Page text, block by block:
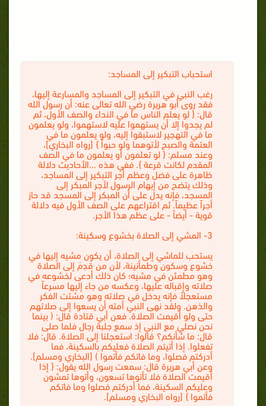
استحباب التبكير إلى المساجد:
رغب النبي في التبكير إلى المساجد والمسارعة إليها،
فقد روى أبو هريرة رضي الله تعالى عنه: أن رسول الله
قال: { لو يعلم الناس ما في النداء والصف الأول، ثم
لم يجدوا إلا أن يستهموا عليه لاستهموا، ولو يعلمون
ما في التهجير لاستبقوا إليه، ولو يعلمون ما في
العتمة والصبح لأتوهما ولو حبواً } [رواه البخاري]،
وعند مسلم: { لو تعلمون أو يعلمون ما في الصف
المقدم لكانت قرعة }. ففي هذه...الأحاديث دلالة
ظاهرة على فضل وعظم أجر التبكير إلى المساجد،
وذلك يتضح من إبهام الرسول لأجر المبكر إلى
المسجد، فإنه يدل على أن المبكر إلى المسجد قد حاز
أجراً عظيماً. ثم اقتراعهم على الصف الأول فيه دلالة
قوية - أيضاً - على عظم هذا الأجر.
3- المشي إلى الصلاة بخشوع وسكينة:
يستحب للماشي إلى الصلاة، أن يكون مشيه إليها في
خشوع وسكون وطمأنينة، لأن من قَدِمَ إلى الصلاة
وهو مطمئن في مشيه؛ كان ذلك أدعى لخشوعه في
صلاته وإقباله عليها، وعكسه من جاء إليها مسرعاً
مستعجلاً فإنه يدخل في صلاته وهو مشتت الفكر
والذهن. ولقد نهى النبي أمته أن يسعوا إلى صلاتهم
حتى ولو أقيمت الصلاة. فعن أبي قتادة قال: ( بينما
نحن نصلي مع النبي إذ سمع جلبة رجال فلما صلى
قال: ما شأنكم؟ قالوا: استعجلنا إلى الصلاة. قال: فلا
تفعلوا. إذا أتيتم الصلاة فعليكم بالسكينة، فما
أدركتم فصلوا، وما فاتكم فأتموا ) [البخاري ومسلم].
وعن أبي هريرة قال: سمعت رسول الله يقول: { إذا
أقيمت الصلاة فلا تأتوها تسعون، وأتوها تمشون
وعليكم السكينة، فما أدركتم فصلوا وما فاتكم
فأتموا } [رواه البخاري ومسلم].